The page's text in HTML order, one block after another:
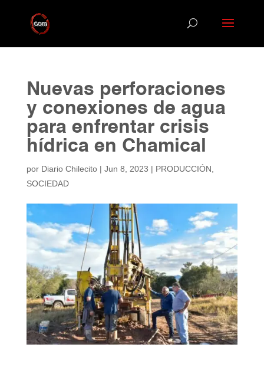
Nuevas perforaciones
y conexiones de agua
para enfrentar crisis
hídrica en Chamical
por Diario Chilecito| Jun 8, 2023 | PRODUCCIÓN
SOCIEDAD